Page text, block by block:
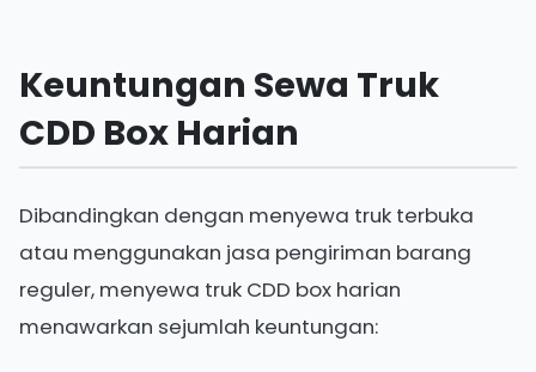
Keuntungan Sewa Truk
CDD Box Harian
Dibandingkan dengan menyewa truk terbuka
atau menggunakan jasa pengiriman barang
reguler, menyewa truk CDD box harian
menawarkan sejumlah keuntungan: